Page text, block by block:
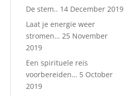
De stem.. 14 December 2019
Laat je energie weer
stromen… 25 November
2019
Een spirituele reis
voorbereiden… 5 October
2019